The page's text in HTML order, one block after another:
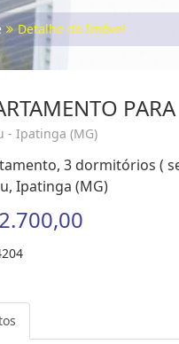
Detalhe do Imóvel
- Ipatinga (MG)
3 dormitórios (
Ipatinga (MG)